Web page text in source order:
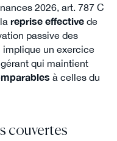
2026, art. 787 C
reprise effectivede
passive des
implique un exercice
qui maintient
à celles du
couvertes